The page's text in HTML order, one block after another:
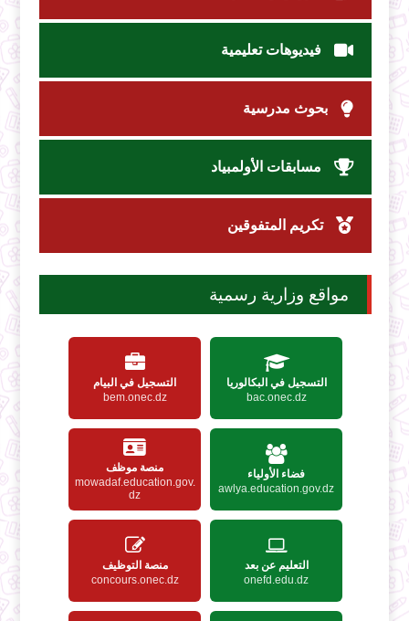
فيديوهات تعليمية
بحوث مدرسية
مسابقات الأولمبياد
تكريم المتفوقين
مواقع وزارية رسمية
التسجيل في البكالوريا
bac.onec.dz
التسجيل في البيام
bem.onec.dz
فضاء الأولياء
awlya.education.gov.dz
منصة موظف
mowadaf.education.gov.
dz
التعليم عن بعد
onefd.edu.dz
منصة التوظيف
concours.onec.dz